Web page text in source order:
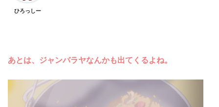
ひろっしー
あとは、ジャンバラヤなんかも出てくるよね。